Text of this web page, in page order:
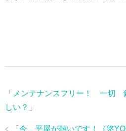
「 メンテナンスフリー！ 一切
しい？ 」
「 今、平屋が熱いです！（悠